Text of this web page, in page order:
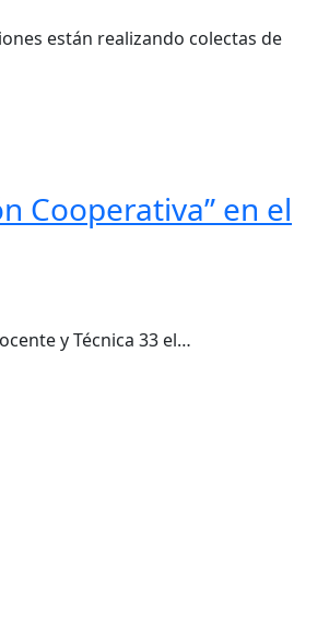
están realizando colectas de
Cooperativa” en el
y Técnica 33 el…